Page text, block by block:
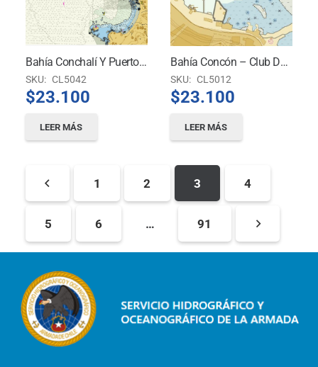
Bahía Conchalí Y Puerto Los Vilos
SKU: CL5042
$23.100
LEER MÁS
Bahía Concón – Club De Yates Higuerillas
SKU: CL5012
$23.100
LEER MÁS
1 2 3 4
5 6 … 91